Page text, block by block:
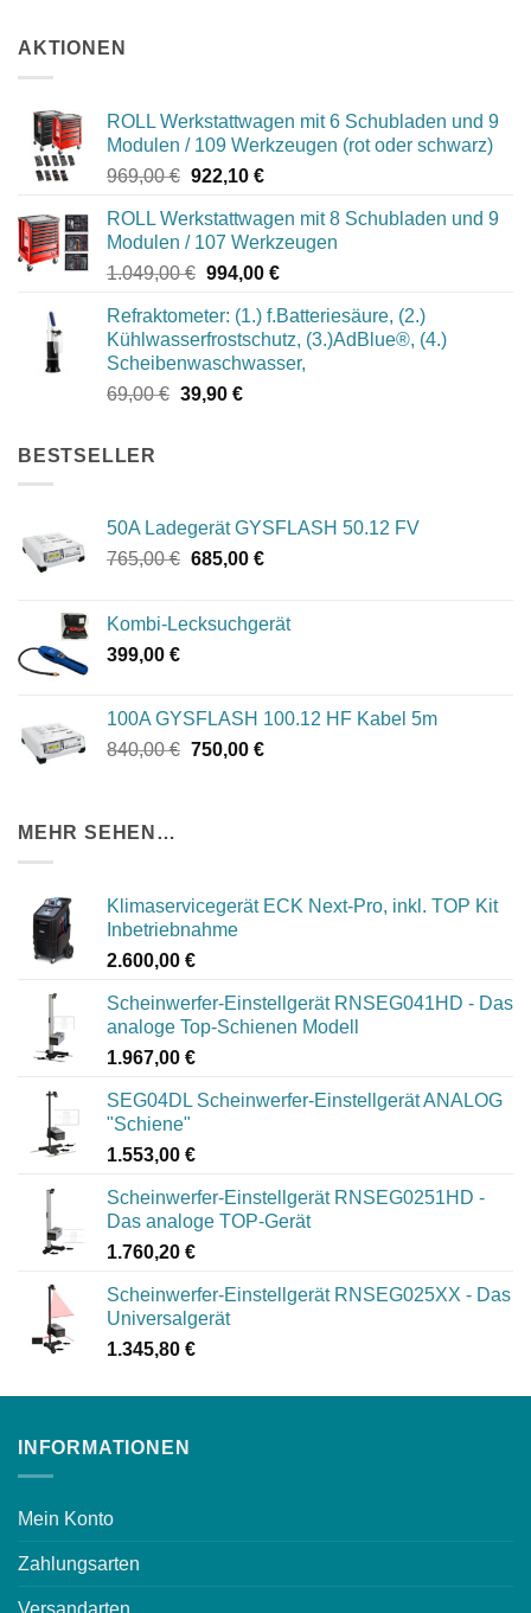
AKTIONEN
ROLL Werkstattwagen mit 6 Schubladen und 9
Modulen / 109 Werkzeugen (rot oder schwarz)
969,00€ Ursprünglicher
war:
969,00 €
922,10 €Aktueller
ist:
922,10 €.
ROLL Werkstattwagen mit 8 Schubladen und 9
Modulen / 107 Werkzeugen
1.049,00€ Ursprünglicher
war:
1.049,00 €
994,00 €Aktueller
ist:
994,00 €.
Refraktometer: (1.) f.Batteriesäure, (2.)
Kühlwasserfrostschutz, (3.)AdBlue®, (4.)
Scheibenwaschwasser,
69,00€ Ursprünglicher
39,90 €Aktueller
BESTSELLER
50A Ladegerät GYSFLASH 50.12 FV
765,00€ Ursprünglicher
765,00 €
685,00 €Aktueller
685,00 €.
Kombi-Lecksuchgerät
399,00 €
100A GYSFLASH 100.12 HF Kabel 5m
840,00€ Ursprünglicher
750,00 €Aktueller
MEHR SEHEN…
Klimaservicegerät ECK Next-Pro, inkl. TOP Kit
Inbetriebnahme
2.600,00 €
Scheinwerfer-Einstellgerät RNSEG041HD - Das
analoge Top-Schienen Modell
1.967,00 €
SEG04DL Scheinwerfer-Einstellgerät ANALOG
"Schiene"
1.553,00 €
Scheinwerfer-Einstellgerät RNSEG0251HD -
Das analoge TOP-Gerät
1.760,20 €
Scheinwerfer-Einstellgerät RNSEG025XX - Das
Universalgerät
1.345,80 €
INFORMATIONEN
Mein Konto
Zahlungsarten